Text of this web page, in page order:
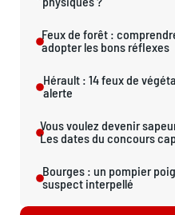
Feux de forêt :
adopter les bons réflexes
Hérault : 14 feux de
alerte
Vous voulez devenir
Les dates du concours
Bourges : un pompier
suspect interpellé